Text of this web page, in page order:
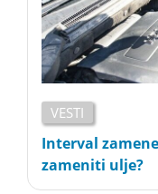
VESTI
Interval
zameniti ulje?